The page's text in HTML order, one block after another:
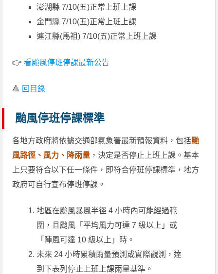
澎湖縣 7/10(五)正常上班上課
金門縣 7/10(五)正常上班上課
連江縣(馬祖) 7/10(五)正常上班上課
👉看颱風停班停課最新公告
🔺 回目錄
颱風停班停課標準
各地方政府將依據交通部氣象署最新預報資料，包括颱
風路徑、風力、降雨量 ，決定是否停止上班上課。基本
上只要符合以下任一條件，即符合停班停課標準，地方
政府可自行宣布停班停課。
地區在颱風暴風半徑 4 小時內可能經過範
圍，且颱風「平均風力可達 7 級以上」或
「陣風可達 10 級以上」時。
未來 24 小時累積雨量預測或實際觀測，達
到下表列停止上班上課雨量基準。